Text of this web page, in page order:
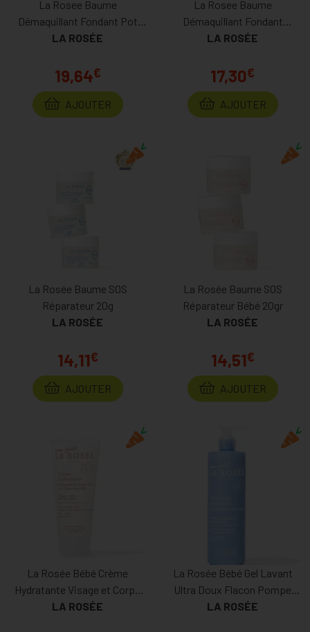
Pour vous, nous voulons la transparence la plus totale.
SANS parabenes, sans phtalates, sans perturbateurs
testés sur les animaux, et la plupart des produits sont Vegan
La Rosee Baume
Démaquillant Fondant Pot
90ml
LA ROSÉE
19,64€
AJOUTER
La Rosee Baume
Démaquillant Fondant
Recharge Pot 90ml
LA ROSÉE
17,30€
AJOUTER
La Rosée Baume SOS
Réparateur 20g
LA ROSÉE
14,11€
AJOUTER
La Rosée Baume SOS
Réparateur Bébé 20gr
LA ROSÉE
14,51€
AJOUTER
La Rosée Bébé Crème
Hydratante Visage et Corps
Tube 200ml
LA ROSÉE
La Rosée Bébé Gel Lavant
Ultra Doux Flacon Pompe
400ml
LA ROSÉE